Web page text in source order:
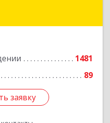
1481
89
заявку
г, Декабрьских
заявку